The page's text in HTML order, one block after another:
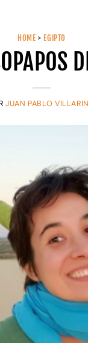
HOME > EGIPTO
JUAN PABLO